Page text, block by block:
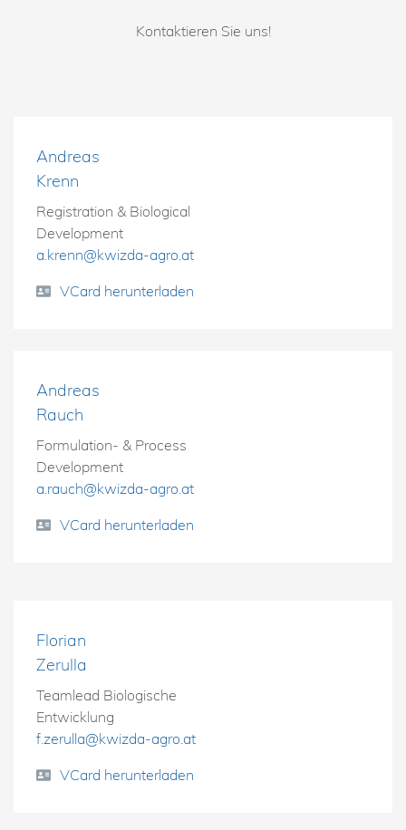
Kontaktieren Sie uns!
Andreas
Krenn
Registration & Biological
Development
a.krenn@kwizda-agro.at
VCard herunterladen
Andreas
Rauch
Formulation- & Process
Development
a.rauch@kwizda-agro.at
VCard herunterladen
Florian
Zerulla
Teamlead Biologische
Entwicklung
f.zerulla@kwizda-agro.at
VCard herunterladen